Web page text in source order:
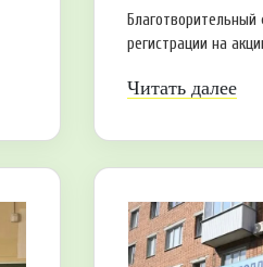
регистрации на
Читать далее